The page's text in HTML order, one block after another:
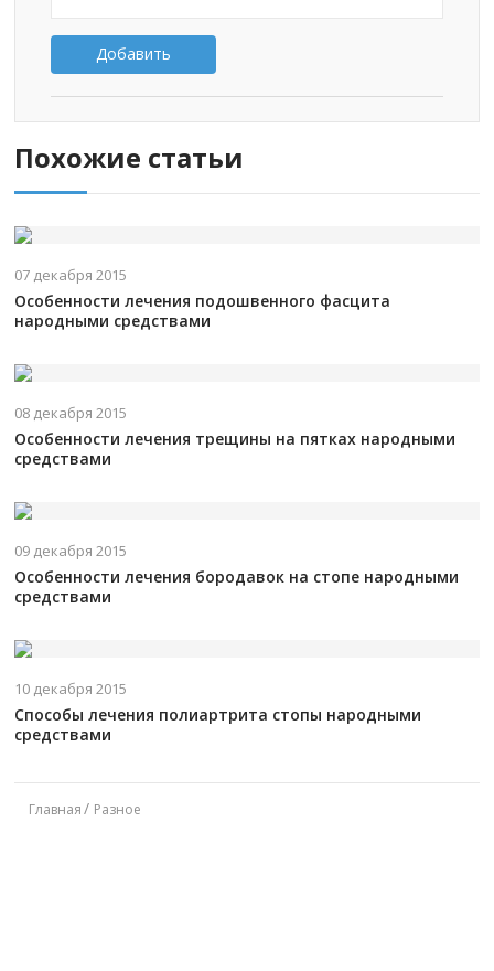
Добавить
Похожие статьи
07 декабря 2015
Особенности лечения подошвенного фасцита
народными средствами
08 декабря 2015
Особенности лечения трещины на пятках народными
средствами
09 декабря 2015
Особенности лечения бородавок на стопе народными
средствами
10 декабря 2015
Способы лечения полиартрита стопы народными
средствами
Главная Разное